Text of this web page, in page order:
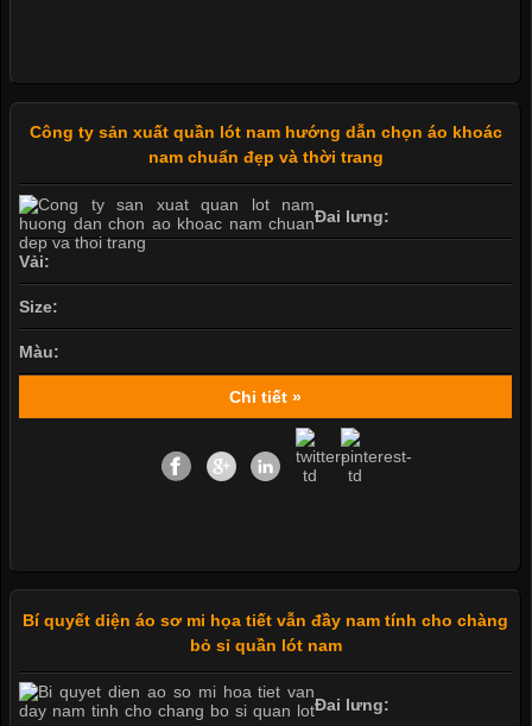
Công ty sản xuất quần lót nam hướng dẫn chọn áo khoác
nam chuẩn đẹp và thời trang
Đai lưng:
Vải:
Size:
Màu:
Chi tiết »
Bí quyết diện áo sơ mi họa tiết vẫn đầy nam tính cho chàng
bỏ sỉ quần lót nam
Đai lưng: